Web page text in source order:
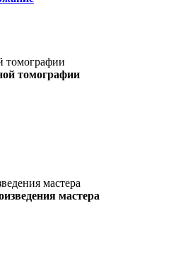
томографии
мастера